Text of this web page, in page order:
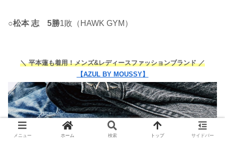
○松本 志 5勝1敗（HAWK GYM）
＼ 平本蓮も着用！メンズ&レディースファッションブランド ／
【AZUL BY MOUSSY】
メニュー ホーム 検索 トップ サイドバー